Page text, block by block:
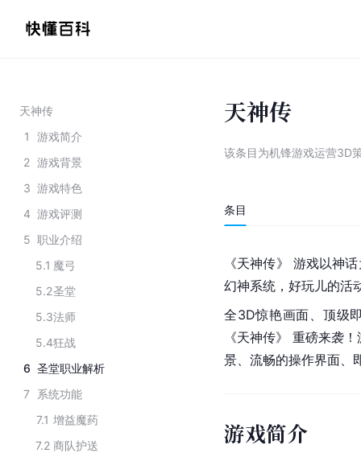
天神传
1
游戏简介
2 游戏背景
3 游戏特色
4 游戏评测
5 职业介绍
5.1 魔弓
5.2圣堂
5.3法师
5.4狂战
6 圣堂职业解析
7
系统功能
7.1 增益魔药
7.2 商队护送
天神传
该条目为机锋游戏运营3D
条目
《天神传》 游戏以神
幻神系统，好玩儿的活
全3D惊艳画面、顶级
《天神传》 重磅来袭
景、流畅的操作界面、
游戏简介